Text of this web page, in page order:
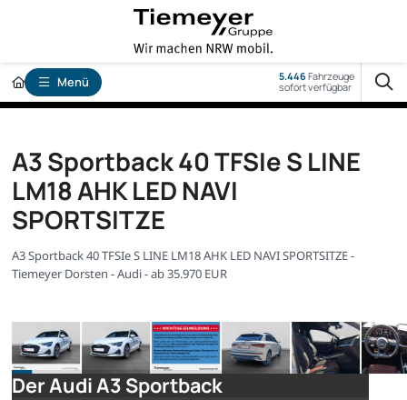
Menü 5.446Fahrzeuge
sofort verfügbar
A3 Sportback 40 TFSIe S LINE
LM18 AHK LED NAVI
SPORTSITZE
A3 Sportback 40 TFSIe S LINE LM18 AHK LED NAVI SPORTSITZE -
Tiemeyer Dorsten - Audi - ab 35.970 EUR
Der Audi A3 Sportback